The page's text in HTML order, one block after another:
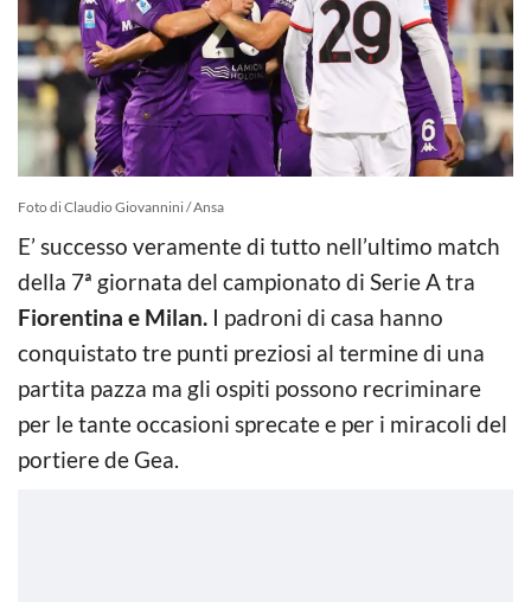
Foto di Claudio Giovannini / Ansa
E’ successo veramente di tutto nell’ultimo match
della 7ª giornata del campionato di Serie A tra
Fiorentina e Milan. I padroni di casa hanno
conquistato tre punti preziosi al termine di una
partita pazza ma gli ospiti possono recriminare
per le tante occasioni sprecate e per i miracoli del
portiere de Gea.